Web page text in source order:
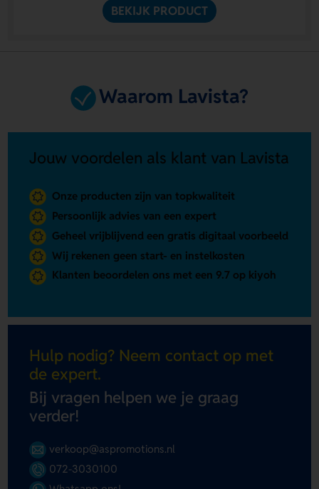
BEKIJK PRODUCT
Waarom Lavista?
Jouw voordelen als klant van Lavista
Onze producten zijn van topkwaliteit
Persoonlijk advies van een expert
Geheel vrijblijvend een gratis digitaal voorbeeld
Wij rekenen geen start- en instelkosten
Klanten beoordelen ons met een 9.7 op kiyoh
Hulp nodig? Neem contact op met
de expert.
Bij vragen helpen we je graag
verder!
verkoop@aspromotions.nl
072-3030100